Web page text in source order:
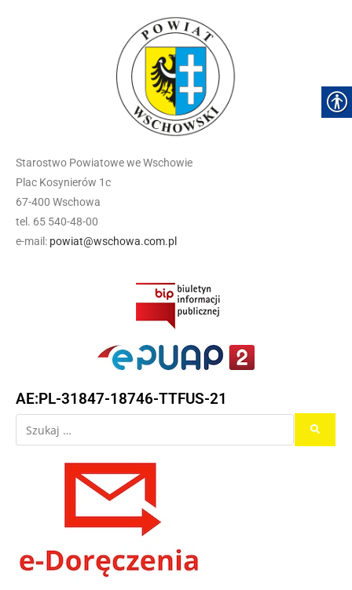
Starostwo Powiatowe we Wschowie
Plac Kosynierów 1c
67-400 Wschowa
tel. 65 540-48-00
e-mail: powiat@wschowa.com.pl
AE:PL-31847-18746-TTFUS-21